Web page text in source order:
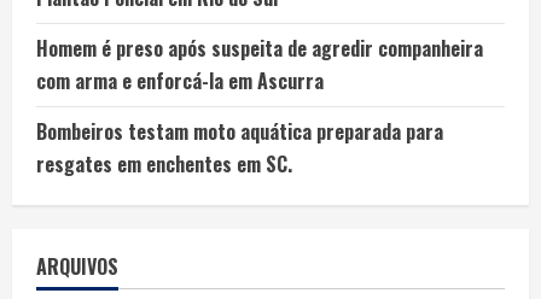
Homem é preso após suspeita de agredir companheira
com arma e enforcá-la em Ascurra
Bombeiros testam moto aquática preparada para
resgates em enchentes em SC.
ARQUIVOS